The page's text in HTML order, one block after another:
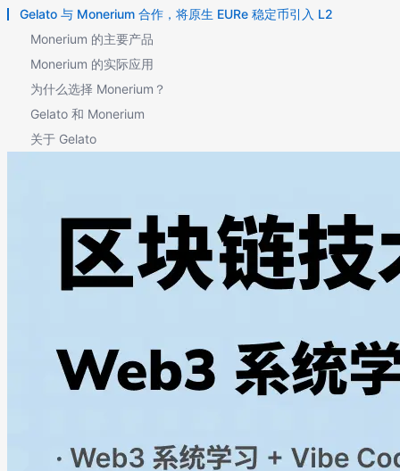
Gelato 与 Monerium 合作，将原生 EURe 稳定币引入 L2
Monerium 的主要产品
Monerium 的实际应用
为什么选择 Monerium？
Gelato 和 Monerium
关于 Gelato